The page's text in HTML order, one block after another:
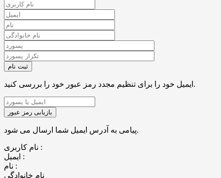
ایمیل خود را برای تنظیم مجدد رمز عبور خود را بررسی کنید.
پیامی به آدرس ایمیل شما ارسال می شود.
نام کاربری :
ایمیل :
نام :
نام خانوادگی